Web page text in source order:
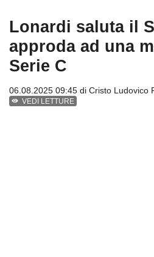
Lonardi saluta il
approda ad una
Serie C
06.08.2025 09:45 di Cristo Ludovico
VEDI LETTURE